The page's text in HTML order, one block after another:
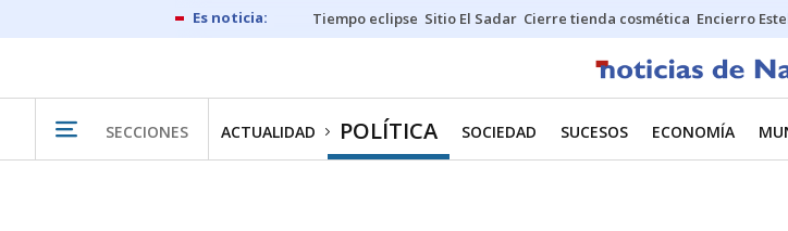
Tiempo eclipse Sitio El Sadar Cierre tienda cosmética Encierro
SECCIONES ACTUALIDAD POLÍTICA SOCIEDAD SUCESOS ECONOMÍA